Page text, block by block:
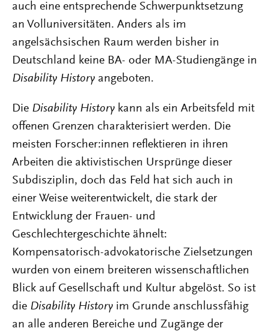
auch eine entsprechende Schwerpunktsetzung
an Volluniversitäten. Anders als im
angelsächsischen Raum werden bisher in
Deutschland keine BA- oder MA-Studiengänge in
Disability History angeboten.
Die Disability History kann als ein Arbeitsfeld mit
offenen Grenzen charakterisiert werden. Die
meisten Forscher:innen reflektieren in ihren
Arbeiten die aktivistischen Ursprünge dieser
Subdisziplin, doch das Feld hat sich auch in
einer Weise weiterentwickelt, die stark der
Entwicklung der Frauen- und
Geschlechtergeschichte ähnelt:
Kompensatorisch-advokatorische Zielsetzungen
wurden von einem breiteren wissenschaftlichen
Blick auf Gesellschaft und Kultur abgelöst. So ist
die Disability History im Grunde anschlussfähig
an alle anderen Bereiche und Zugänge der